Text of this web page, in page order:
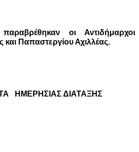
οι Αντιδήμαρχοι
Παπαστεργίου Αχιλλέας.
ΗΜΕΡΗΣΙΑΣ ΔΙΑΤΑΞΗΣ